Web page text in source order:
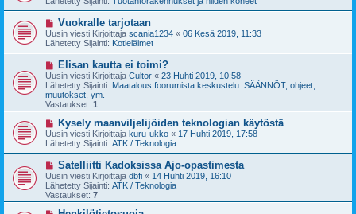
s
t
i
v
e
s
t
U
u
s
i
v
e
s
t
i
Vuokralle tarjotaan
Uusin viesti Kirjoittaja scania1234 « 06 Kesä 2019, 11:33
Lähetetty Sijainti: Kotieläimet
U
u
s
i
v
i
e
s
t
i
Elisan kautta ei toimi?
Uusin viesti Kirjoittaja Cultor « 23 Huhti 2019, 10:58
Lähetetty Sijainti: Maatalous foorumista keskustelu. SÄÄNNÖT, ohjeet,
muutokset, ym.
Vastaukset: 1
U
u
s
i
v
e
s
t
Kysely maanviljelijöiden teknologian käytöstä
Uusin viesti Kirjoittaja kuru-ukko « 17 Huhti 2019, 17:58
Lähetetty Sijainti: ATK / Teknologia
U
u
s
i
v
Satelliitti Kadoksissa Ajo-opastimesta
Uusin viesti Kirjoittaja dbfi « 14 Huhti 2019, 16:10
Lähetetty Sijainti: ATK / Teknologia
Vastaukset: 7
U